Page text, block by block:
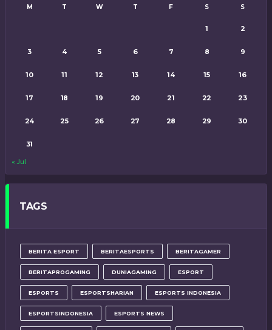
M T W T F S S
1 2
3 4 5 6 7 8 9
10 11 12 13 14 15 16
17 18 19 20 21 22 23
24 25 26 27 28 29 30
31
« Jul
TAGS
BERITA ESPORT BERITAESPORTS BERITAGAMER
BERITAPROGAMING DUNIAGAMING ESPORT
ESPORTS ESPORTSHARIAN ESPORTS INDONESIA
ESPORTSINDONESIA ESPORTS NEWS